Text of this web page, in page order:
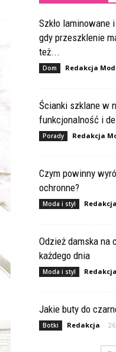
Szkło laminowane
gdy przeszklenie
też...
Dom Redakcja
Ścianki szklane w
funkcjonalność i
Porady Redakcja
Czym powinny
ochronne?
Moda i styl
Odzież damska na
każdego dnia
Moda i styl
Jakie buty do
Botki Redakcja -